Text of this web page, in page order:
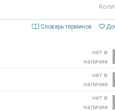
Словарь терминов
нет в
наличии
нет в
наличии
нет в
наличии